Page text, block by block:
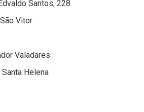
Santos, 228
São Vitor
Valadares
Helena